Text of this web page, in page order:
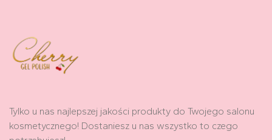
Tylko u nas najlepszej jakości produkty do Twojego salonu
kosmetycznego! Dostaniesz u nas wszystko to czego